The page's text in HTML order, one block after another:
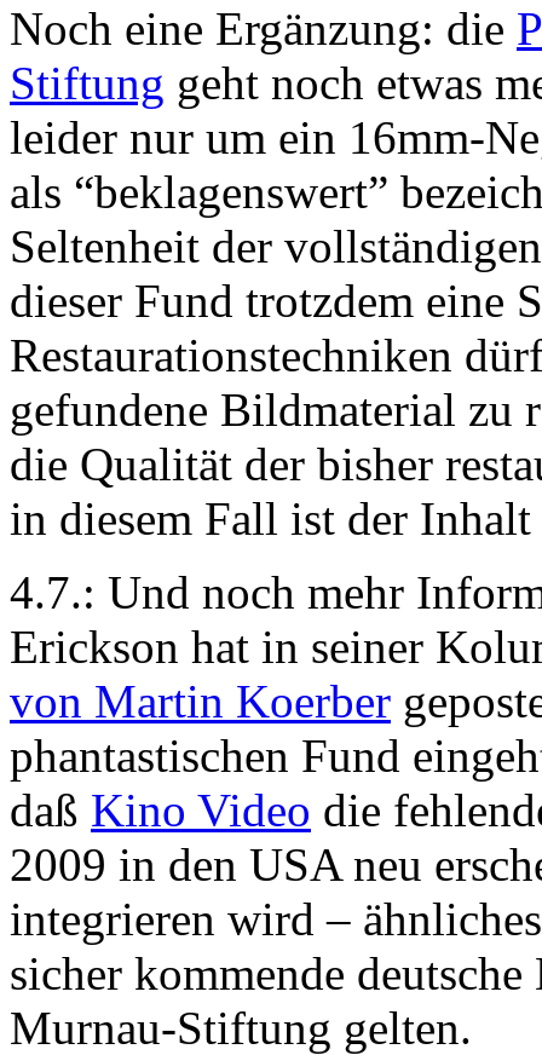
Noch eine Ergänzung: die
Stiftung geht noch etwas
leider nur um ein 16mm-
als “beklagenswert”
Seltenheit der
dieser Fund trotzdem eine
Restaurationstechniken
gefundene Bildmaterial zu
die Qualität der bisher
in diesem Fall ist der
4.7.: Und noch mehr
Erickson hat in seiner
von Martin Koerber
phantastischen Fund
daß Kino Video die
2009 in den USA neu
integrieren wird –
sicher kommende
Murnau-Stiftung gelten.